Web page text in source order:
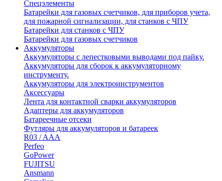
Спецэлементы
Батарейки для газовых счетчиков, для приборов учета,
для пожарной сигнализации, для станков с ЧПУ
Батарейки для станков с ЧПУ
Батарейки для газовых счетчиков
Аккумуляторы
Аккумуляторы с лепестковыми выводами под пайку.
Аккумуляторы для сборок к аккумуляторному
инструменту.
Аккумуляторы для электроинструментов
Аксессуары
Лента для контактной сварки аккумуляторов
Адаптеры для аккумуляторов
Батареечные отсеки
Футляры для аккумуляторов и батареек
R03 / AAA
Perfeo
GoPower
FUJITSU
Ansmann